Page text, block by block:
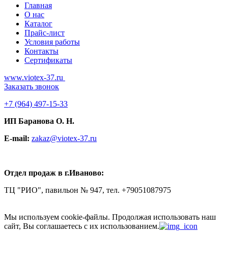
Главная
О нас
Каталог
Прайс-лист
Условия работы
Контакты
Сертификаты
www.viotex-37.ru
Заказать звонок
+7 (964) 497-15-33
ИП Баранова О. Н.
E-mail: zakaz@viotex-37.ru
Отдел продаж в г.Иваново:
ТЦ "РИО", павильон № 947, тел. +79051087975
Мы используем cookie-файлы. Продолжая использовать наш
сайт, Вы соглашаетесь с их использованием.